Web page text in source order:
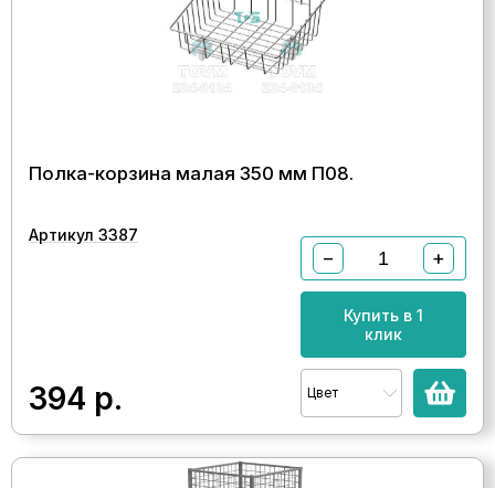
Полка-корзина малая 350 мм П08.
Артикул 3387
394 р.
− +
Купить в 1
клик
Цвет